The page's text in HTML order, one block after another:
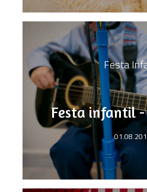
Festa
Festa infantil -